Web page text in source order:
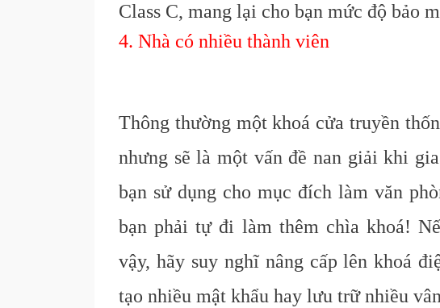
Class C, mang lại cho bạn mức độ bảo
4. Nhà có nhiều thành viên
Thông thường một khoá cửa truyền
nhưng sẽ là một vấn đề nan giải khi
bạn sử dụng cho mục đích làm văn
bạn phải tự đi làm thêm chìa khoá!
vậy, hãy suy nghĩ nâng cấp lên khoá
tạo nhiều mật khẩu hay lưu trữ nhiều